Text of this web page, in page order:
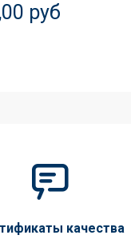
руб
качества